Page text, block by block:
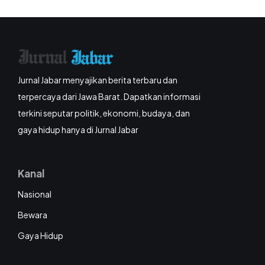
Jurnal Jabar menyajikan berita terbaru dan
terpercaya dari Jawa Barat. Dapatkan informasi
terkini seputar politik, ekonomi, budaya, dan
gaya hidup hanya di Jurnal Jabar
Kanal
Nasional
Bewara
Gaya Hidup